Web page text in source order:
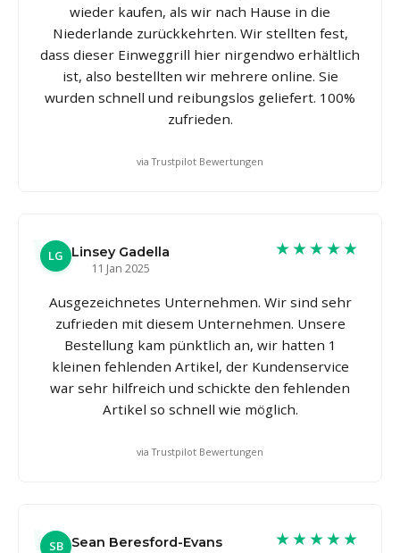
wieder kaufen, als wir nach Hause in die
Niederlande zurückkehrten. Wir stellten fest,
dass dieser Einweggrill hier nirgendwo erhältlich
ist, also bestellten wir mehrere online. Sie
wurden schnell und reibungslos geliefert. 100%
zufrieden.
via Trustpilot Bewertungen
LG
Linsey Gadella
11 Jan 2025
★★★★★
Ausgezeichnetes Unternehmen. Wir sind sehr
zufrieden mit diesem Unternehmen. Unsere
Bestellung kam pünktlich an, wir hatten 1
kleinen fehlenden Artikel, der Kundenservice
war sehr hilfreich und schickte den fehlenden
Artikel so schnell wie möglich.
via Trustpilot Bewertungen
SB Sean Beresford-Evans
★★★★★